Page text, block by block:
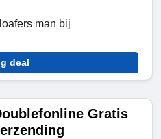
man bij
deal
Gratis